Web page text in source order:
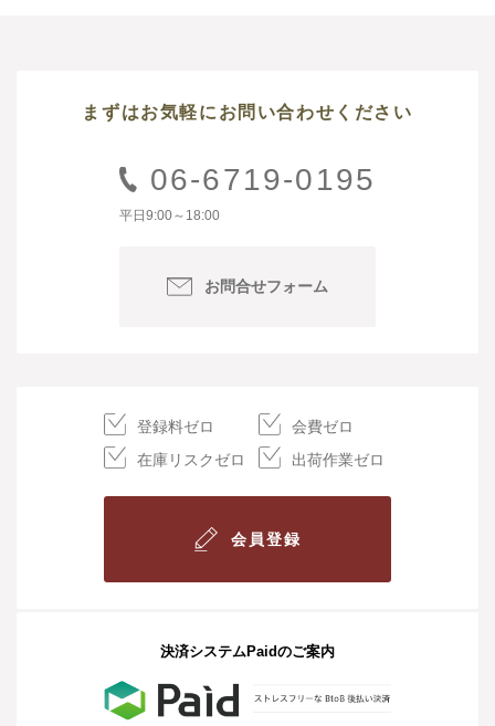
まずはお気軽にお問い合わせください
06-6719-0195
平日9:00～18:00
お問合せフォーム
登録料ゼロ
会費ゼロ
在庫リスクゼロ
出荷作業ゼロ
会員登録
決済システムPaidのご案内